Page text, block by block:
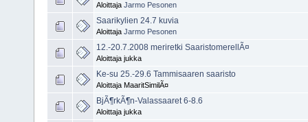
Aloittaja Jarmo Pesonen
Saarikylien 24.7 kuvia
Aloittaja Jarmo Pesonen
12.-20.7.2008 meriretki SaaristomerellÃ¤
Aloittaja jukka
Ke-su 25.-29.6 Tammisaaren saaristo
Aloittaja MaaritSimilÃ¤
BjÃ¶rkÃ¶n-Valassaaret 6-8.6
Aloittaja jukka